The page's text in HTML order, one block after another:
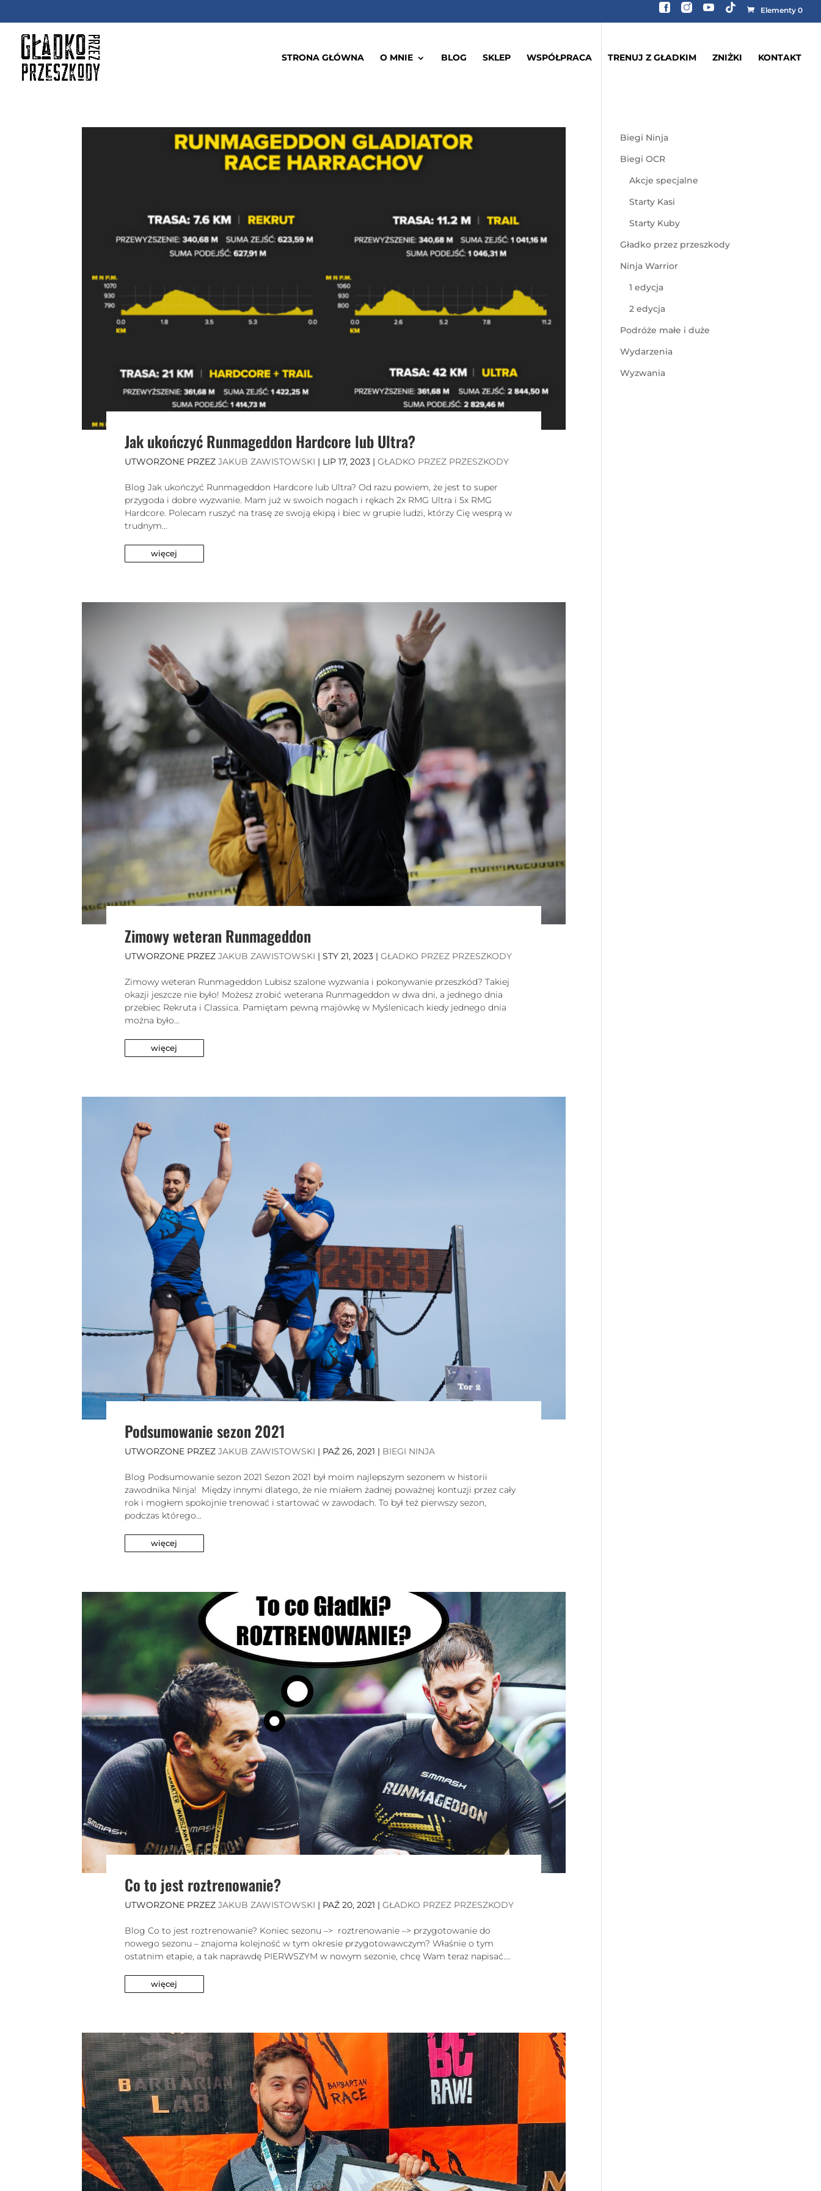
Elementy 0
STRONA GŁÓWNA O MNIE BLOG SKLEP WSPÓŁPRACA TRENUJ Z GŁADKIM ZNIŻKI KONTAKT
Jak ukończyć Runmageddon Hardcore lub Ultra?
UTWORZONE PRZEZ JAKUB ZAWISTOWSKI | LIP 17, 2023| GŁADKO PRZEZ PRZESZKODY
Blog Jak ukończyć Runmageddon Hardcore lub Ultra? Od razu powiem, że jest to super
przygoda i dobre wyzwanie. Mam już w swoich nogach i rękach 2x RMG Ultra i 5x RMG
Hardcore. Polecam ruszyć na trasę ze swoją ekipą i biec w grupie ludzi, którzy Cię wesprą w
trudnym...
więcej
Zimowy weteran Runmageddon
UTWORZONE PRZEZ JAKUB ZAWISTOWSKI | STY 21, 2023| GŁADKO PRZEZ PRZESZKODY
Zimowy weteran Runmageddon Lubisz szalone wyzwania i pokonywanie przeszkód? Takiej
okazji jeszcze nie było! Możesz zrobić weterana Runmageddon w dwa dni, a jednego dnia
przebiec Rekruta i Classica. Pamiętam pewną majówkę w Myślenicach kiedy jednego dnia
można było...
więcej
Podsumowanie sezon 2021
UTWORZONE PRZEZ JAKUB ZAWISTOWSKI | PAŹ 26, 2021 | BIEGI NINJA
Blog Podsumowanie sezon 2021 Sezon 2021 był moim najlepszym sezonem w historii
zawodnika Ninja! Między innymi dlatego, że nie miałem żadnej poważnej kontuzji przez cały
rok i mogłem spokojnie trenować i startować w zawodach. To był też pierwszy sezon,
podczas którego...
więcej
Co to jest roztrenowanie?
UTWORZONE PRZEZ JAKUB ZAWISTOWSKI | PAŹ 20, 2021 | GŁADKO PRZEZ PRZESZKODY
Blog Co to jest roztrenowanie? Koniec sezonu –> roztrenowanie –> przygotowanie do
nowego sezonu – znajoma kolejność w tym okresie przygotowawczym? Właśnie o tym
ostatnim etapie, a tak naprawdę PIERWSZYM w nowym sezonie, chcę Wam teraz napisać....
więcej
Biegi Ninja
Biegi OCR
Akcje specjalne
Starty Kasi
Starty Kuby
Gładko przez przeszkody
Ninja Warrior
1 edycja
2 edycja
Podróże małe i duże
Wydarzenia
Wyzwania